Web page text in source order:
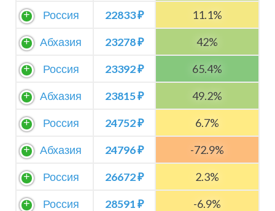
Россия
22833 ₽
11.1%
Абхазия
23278 ₽
42%
Россия
23392 ₽
65.4%
Абхазия
23815 ₽
49.2%
Россия
24752 ₽
6.7%
Абхазия
24796 ₽
-72.9%
Россия
26672 ₽
2.3%
Россия
28591 ₽ -6.9%